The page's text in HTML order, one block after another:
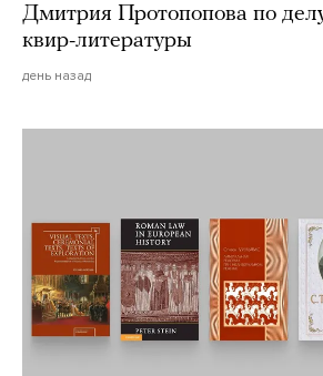
Дмитрия Протопопова по
квир-литературы
день назад